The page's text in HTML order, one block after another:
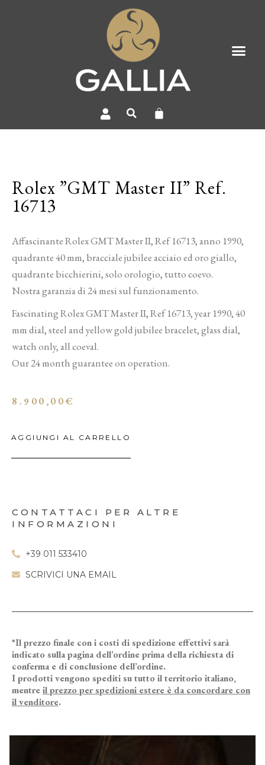
Rolex ”GMT Master II” Ref.
16713
Affascinante Rolex GMT Master II, Ref 16713, anno 1990,
quadrante 40 mm, bracciale jubilee acciaio ed oro giallo,
quadrante bicchierini, solo orologio, tutto coevo.
Nostra garanzia di 24 mesi sul funzionamento.
Fascinating Rolex GMT Master II, Ref 16713, year 1990, 40
mm dial, steel and yellow gold jubilee bracelet, glass dial,
watch only, all coeval.
Our 24 month guarantee on operation.
8.900,00€
AGGIUNGI AL CARRELLO
CONTATTACI PER ALTRE
INFORMAZIONI
+39 011 533410
SCRIVICI UNA EMAIL
*Il prezzo finale con i costi di spedizione effettivi sarà
indicato sulla pagina dell’ordine prima della richiesta di
conferma e di conclusione dell’ordine.
I prodotti vengono spediti su tutto il territorio italiano,
mentre il prezzo per spedizioni estere è da concordare con
il venditore.